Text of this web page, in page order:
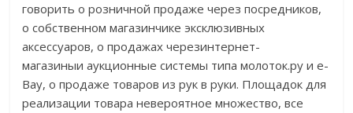
говорить о розничной продаже через посредников,
о собственном магазинчике эксклюзивных
аксессуаров, о продажах черезинтернет-
магазиныи аукционные системы типа молоток.ру и e-
Bay, о продаже товаров из рук в руки. Площадок для
реализации товара невероятное множество, все